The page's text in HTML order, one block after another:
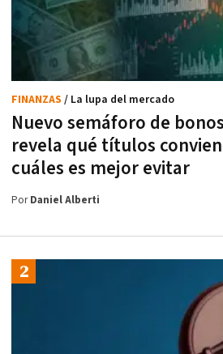
Nuevo semáforo de
revela qué títulos
cuáles es mejor evitar
FINANZAS / La lupa del mercado
PorDaniel Alberti